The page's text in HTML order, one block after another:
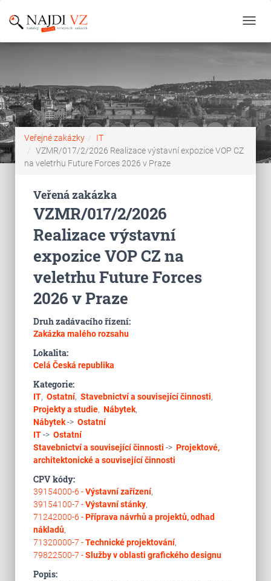
Veřejné zakázky
IT
VZMR/017/2/2026 Realizace výstavní expozice VOP CZ
na veletrhu Future Forces 2026 v Praze
Veřená zakázka
VZMR/017/2/2026
Realizace výstavní
expozice VOP CZ na
veletrhu Future Forces
2026 v Praze
Druh zadávacího řízení:
Zakázka malého rozsahu
Lokalita:
Celá Česká republika
Kategorie:
IT, Ostatní, Stavebnictví a související činnosti,
Projekty a studie, Nábytek,
Nábytek-> Ostatní
IT-> Ostatní
Stavebnictví a související činnosti -> Projektové,
architektonické a související činnosti
CPV kódy:
39154000-6 -Výstavní zařízení,
39154100-7 -Výstavní stánky,
71242000-6 -Příprava návrhů a projektů, odhad
nákladů,
71320000-7 -Technické projektování,
79822500-7 -Služby v oblasti grafického designu
Popis: